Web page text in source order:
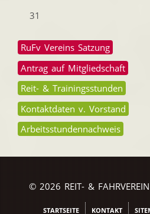
31
RuFv Vereins Satzung
Antrag auf Mitgliedschaft
Reit- & Trainingsstunden
Kontaktdaten v. Vorstand
Arbeitsstundennachweis
© 2026 REIT- &
STARTSEITE KONTAKT